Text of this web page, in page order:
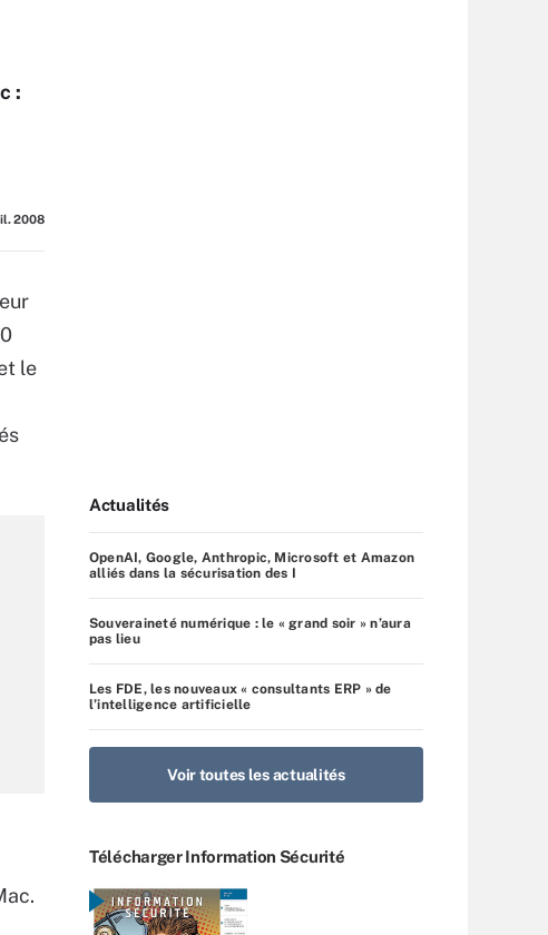
:
2008
le
Actualités
OpenAI, Google, Anthropic, Microsoft et Amazon
alliés dans la sécurisation des I
Souveraineté numérique : le « grand soir » n’aura
pas lieu
Les FDE, les nouveaux « consultants ERP » de
l’intelligence artificielle
Voir toutes les actualités
Télécharger Information Sécurité